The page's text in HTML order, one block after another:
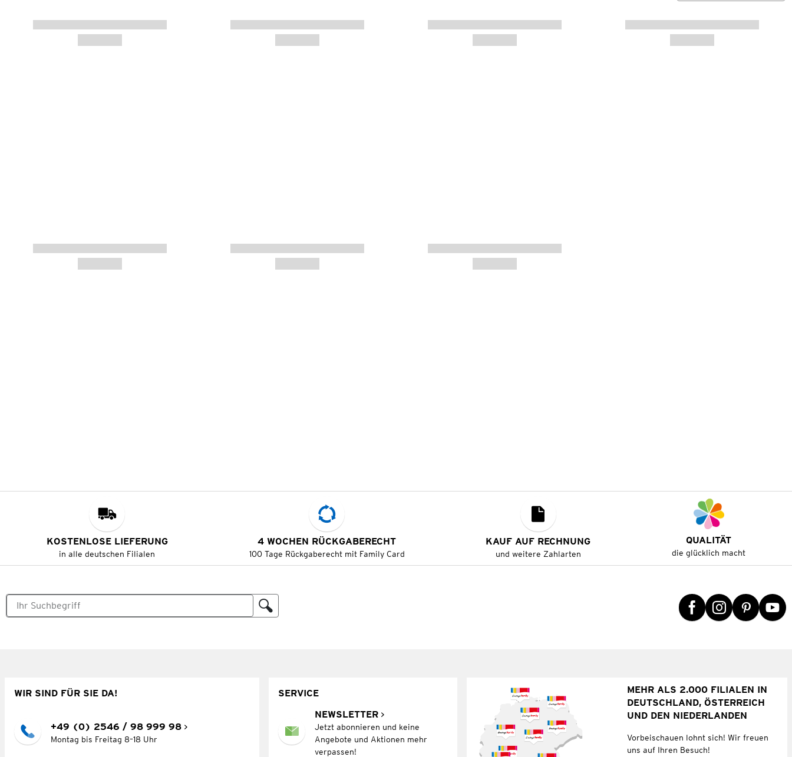
KOSTENLOSE LIEFERUNG
in alle deutschen Filialen
4 WOCHEN RÜCKGABERECHT
100 Tage Rückgaberecht mit Family Card
KAUF AUF RECHNUNG
und weitere Zahlarten
QUALITÄT
die glücklich macht
WIR SIND FÜR SIE DA!
+49 (0) 2546 / 98 999 98
Montag bis Freitag 8–18 Uhr
SERVICE
NEWSLETTER
Jetzt abonnieren und keine
Angebote und Aktionen mehr
verpassen!
MEHR ALS 2.000 FILIALEN IN
DEUTSCHLAND, ÖSTERREICH
UND DEN NIEDERLANDEN
Vorbeischauen lohnt sich! Wir freuen
uns auf Ihren Besuch!